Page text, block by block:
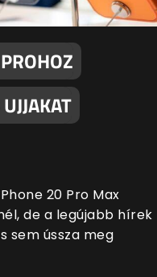
20 Pro Max
de a legújabb hírek
sem ússza meg